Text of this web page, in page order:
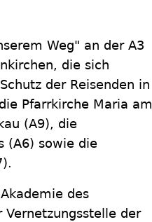
Weg" an der A3
die sich
der Reisenden in
Pfarrkirche Maria am
(A9), die
(A6) sowie die
des
Vernetzungsstelle der